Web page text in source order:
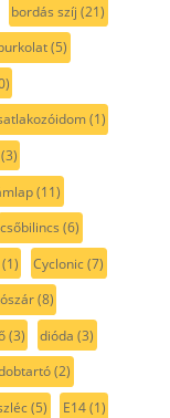
bordás szíj (21)
(5)
(1)
(11)
csőbilincs (6)
Cyclonic(7)
(8)
(3) dióda (3)
(2)
(5) E14(1)